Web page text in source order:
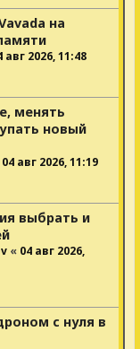
на
авг 2026, 11:48
менять
новый
04 авг 2026, 11:19
выбрать и
« 04 авг 2026,
с нуля в